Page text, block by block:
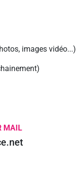
images vidéo...)
MAIL